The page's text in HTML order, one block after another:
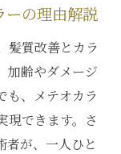
ーの理由解説
髪質改善とカラ
加齢やダメージ
も、メテオカラ
現できます。さ
者が、一人ひと